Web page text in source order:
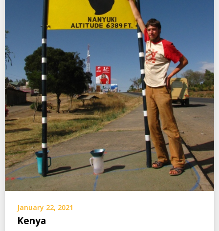
January 22, 2021
Kenya